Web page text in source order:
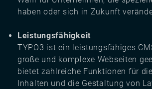
haben oder sich in Zukunft
Leistungsfähigkeit
TYPO3 ist ein leistungsfähiges
große und komplexe Webseiten
bietet zahlreiche Funktionen für
Inhalten und die Gestaltung von